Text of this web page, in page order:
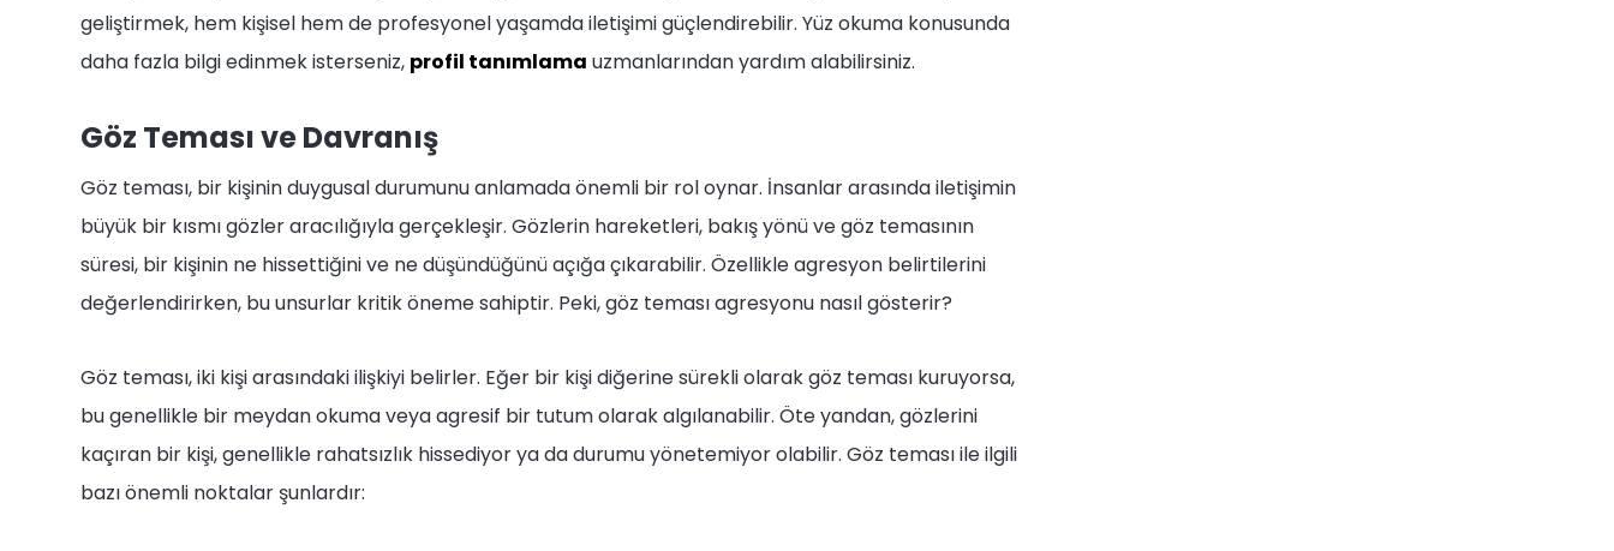
geliştirmek, hem kişisel hem de profesyonel yaşamda iletişimi güçlendirebilir. Yüz okuma konusunda
daha fazla bilgi edinmek isterseniz, profil tanımlama uzmanlarından yardım alabilirsiniz.
Göz Teması ve Davranış
Göz teması, bir kişinin duygusal durumunu anlamada önemli bir rol oynar. İnsanlar arasında iletişimin
büyük bir kısmı gözler aracılığıyla gerçekleşir. Gözlerin hareketleri, bakış yönü ve göz temasının
süresi, bir kişinin ne hissettiğini ve ne düşündüğünü açığa çıkarabilir. Özellikle agresyon belirtilerini
değerlendirirken, bu unsurlar kritik öneme sahiptir. Peki, göz teması agresyonu nasıl gösterir?
Göz teması, iki kişi arasındaki ilişkiyi belirler. Eğer bir kişi diğerine sürekli olarak göz teması kuruyorsa,
bu genellikle bir meydan okuma veya agresif bir tutum olarak algılanabilir. Öte yandan, gözlerini
kaçıran bir kişi, genellikle rahatsızlık hissediyor ya da durumu yönetemiyor olabilir. Göz teması ile ilgili
bazı önemli noktalar şunlardır: